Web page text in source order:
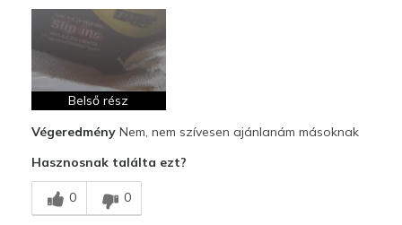
Belső rész
VégeredményNem, nem szívesen ajánlanám másoknak
Hasznosnak találta ezt?
0 0